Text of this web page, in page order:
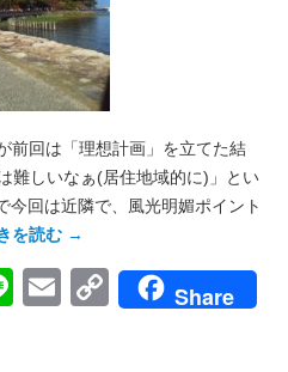
前回は「理想計画」を立てた結
難しいなぁ(居住地域的に)」とい
回は近隣で、風光明媚ポイント
を読む →
LineEmail
CopyShare